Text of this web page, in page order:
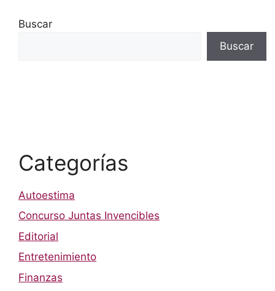
Buscar
Buscar
Categorías
Autoestima
Concurso Juntas Invencibles
Editorial
Entretenimiento
Finanzas